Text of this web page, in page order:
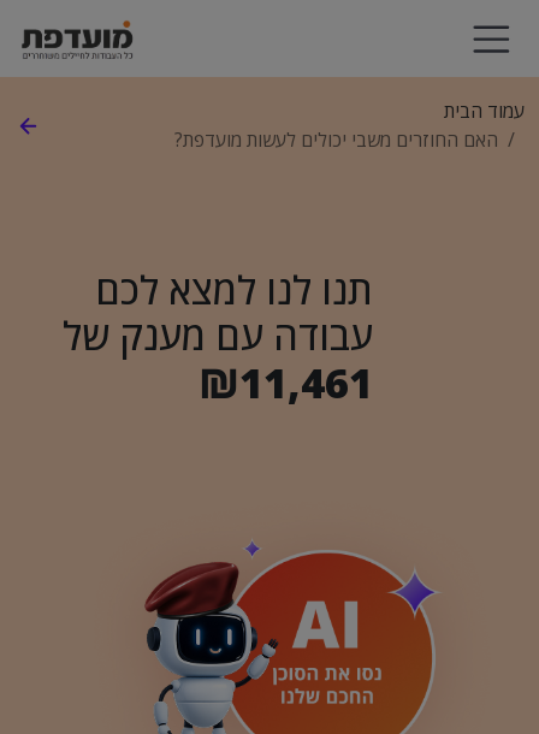
עמוד הבית
האם החוזרים משבי יכולים לעשות מועדפת?
תנו לנו למצא לכם
עבודה עם מענק של
₪11,461